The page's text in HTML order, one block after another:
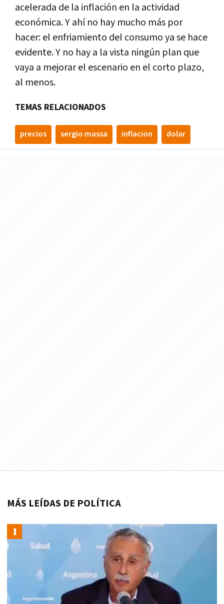
acelerada de la inflación en la actividad
económica. Y ahí no hay mucho más por
hacer: el enfriamiento del consumo ya se hace
evidente. Y no hay a la vista ningún plan que
vaya a mejorar el escenario en el corto plazo,
al menos.
TEMAS RELACIONADOS
precios sergio massa inflacion dolar
MÁS LEÍDAS DE POLÍTICA